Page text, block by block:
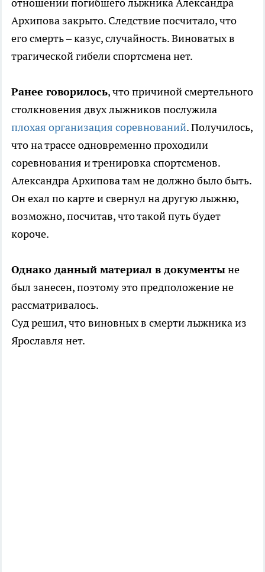
отношении погибшего лыжника Александра
Архипова закрыто. Следствие посчитало, что
его смерть – казус, случайность. Виноватых в
трагической гибели спортсмена нет.
Ранее говорилось, что причиной смертельного
столкновения двух лыжников послужила
плохая организация соревнований. Получилось,
что на трассе одновременно проходили
соревнования и тренировка спортсменов.
Александра Архипова там не должно было быть.
Он ехал по карте и свернул на другую лыжню,
возможно, посчитав, что такой путь будет
короче.
Однако данный материал в документыне
был занесен, поэтому это предположение не
рассматривалось.
Суд решил, что виновных в смерти лыжника из
Ярославля нет.